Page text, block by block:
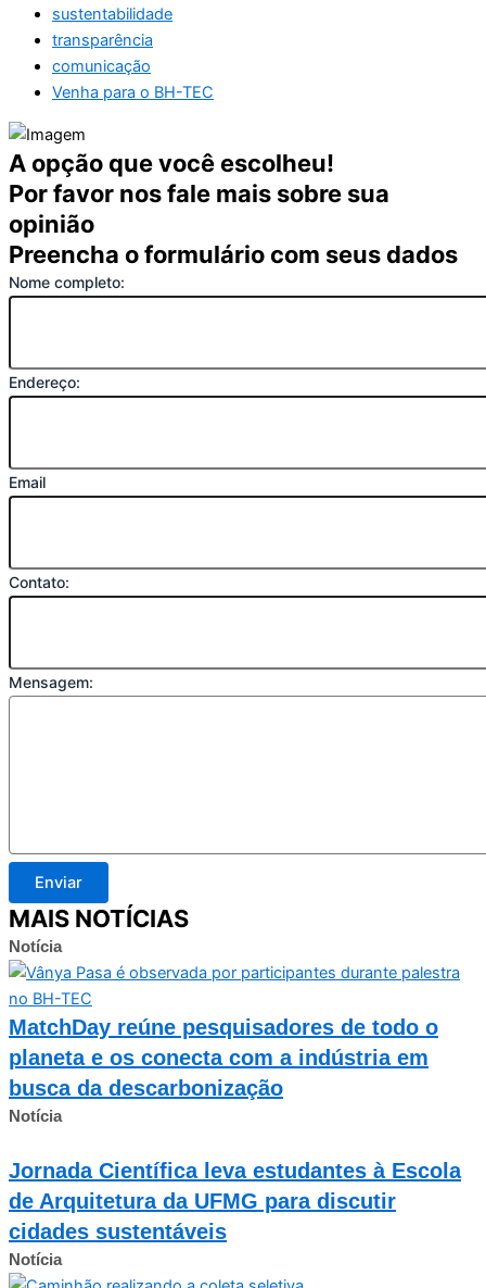
sustentabilidade
transparência
comunicação
Venha para o BH-TEC
A opção que você escolheu!
Por favor nos fale mais sobre sua
opinião
Preencha o formulário com seus dados
Nome completo:
Endereço:
Email
Contato:
Mensagem:
Enviar
MAIS NOTÍCIAS
Notícia
MatchDay reúne pesquisadores de todo o
planeta e os conecta com a indústria em
busca da descarbonização
Notícia
Jornada Científica leva estudantes à Escola
de Arquitetura da UFMG para discutir
cidades sustentáveis
Notícia